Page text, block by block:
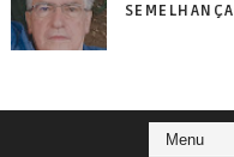
SEMELHANÇA